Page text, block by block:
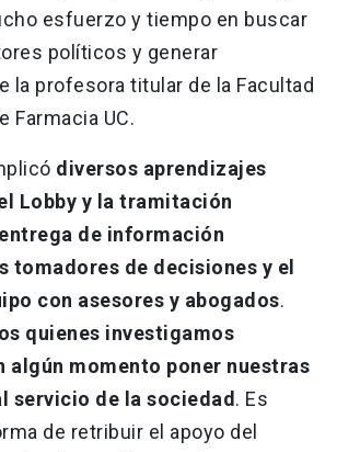
esfuerzo y tiempo en buscar
políticos y generar
la profesora titular de la Facultad
Farmacia UC.
diversos aprendizajes
Lobby y la tramitación
de información
tomadores de decisiones y el
con asesores y abogados.
quienes investigamos
algún momento poner nuestras
servicio de la sociedad . Es
de retribuir el apoyo del